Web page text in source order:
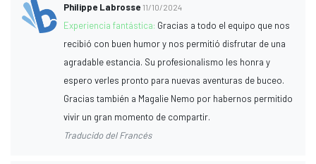
Philippe Labrosse 11/10/2024
Experiencia fantástica: Gracias a todo el equipo que nos
recibió con buen humor y nos permitió disfrutar de una
agradable estancia. Su profesionalismo les honra y
espero verles pronto para nuevas aventuras de buceo.
Gracias también a Magalie Nemo por habernos permitido
vivir un gran momento de compartir.
Traducido del Francés